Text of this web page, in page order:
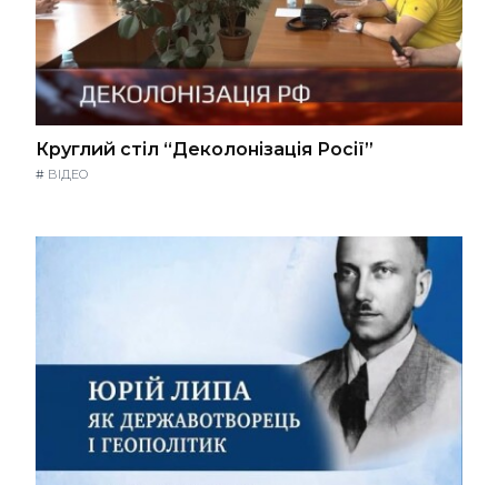
Круглий стіл “Деколонізація Росії”
# ВІДЕО